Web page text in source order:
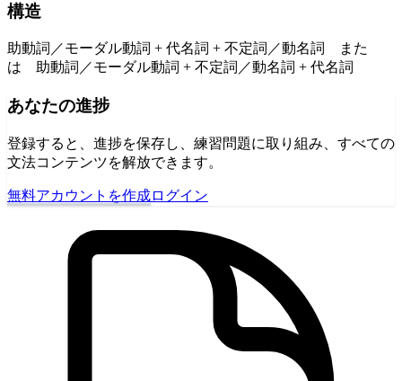
構造
助動詞／モーダル動詞 + 代名詞 + 不定詞／動名詞 また
は 助動詞／モーダル動詞 + 不定詞／動名詞 + 代名詞
あなたの進捗
登録すると、進捗を保存し、練習問題に取り組み、すべての
文法コンテンツを解放できます。
無料アカウントを作成ログイン